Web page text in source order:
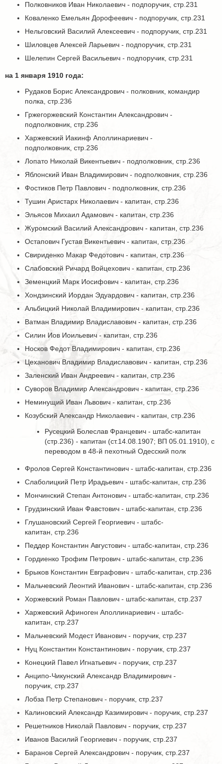
Полковников Иван Николаевич - подпоручик, стр.231
Коваленко Емельян Дорофеевич - подпоручик, стр.231
Нельговский Василий Алексеевич - подпоручик, стр.231
Шиловцев Алексей Ларьевич - подпоручик, стр.231
Шелепин Сергей Васильевич - подпоручик, стр.231
на 1 января 1910 года:
Рудаков Борис Александрович - полковник, командир
полка, стр.236
Гржегоржевский Константин Александрович -
подполковник, стр.236
Харжевский Иакинф Аполлинариевич -
подполковник, стр.236
Лопато Николай Викентьевич - подполковник, стр.236
Яблонский Иван Владимирович - подполковник, стр.236
Фостиков Петр Павлович - подполковник, стр.236
Тушин Аристарх Николаевич - капитан, стр.236
Эльясов Михаил Адамович - капитан, стр.236
Журомский Василий Александрович - капитан, стр.236
Остапович Густав Викентьевич - капитан, стр.236
Свириденко Макар Федотович - капитан, стр.236
Слабовский Ричард Войцехович - капитан, стр.236
Земенцкий Марк Иосифович - капитан, стр.236
Хондзинский Иордан Эдуардович - капитан, стр.236
Альбицкий Николай Владимирович - капитан, стр.236
Ватман Владимир Владиславович - капитан, стр.236
Силин Иов Иоильевич - капитан, стр.236
Носков Федот Владимирович - капитан, стр.236
Цеханович Владимир Владиславович - капитан, стр.236
Заленский Иван Андреевич - капитан, стр.236
Суворов Владимир Александрович - капитан, стр.236
Неминущий Иван Львович - капитан, стр.236
Козубский Александр Николаевич - капитан, стр.236
Русецкий Болеслав Францевич - штабс-капитан
(стр.236) - капитан (ст.14.08.1907; ВП 05.01.1910), с
переводом в 48-й пехотный Одесский полк
Фролов Сергей Константинович - штабс-капитан, стр.236
Слаболицкий Петр Ирадьевич - штабс-капитан, стр.236
Мончинский Степан Антонович - штабс-капитан, стр.236
Грудзинский Иван Фавстович - штабс-капитан, стр.236
Глушановский Сергей Георгиевич - штабс-
капитан, стр.236
Педдер Константин Августович - штабс-капитан, стр.236
Гордиенко Трофим Петрович - штабс-капитан, стр.236
Брыков Константин Евграфович - штабс-капитан, стр.236
Мальчевский Леонтий Иванович - штабс-капитан, стр.236
Хоржевский Роман Павлович - штабс-капитан, стр.237
Харжевский Афиноген Аполлинариевич - штабс-
капитан, стр.237
Мальчевский Модест Иванович - поручик, стр.237
Нуц Константин Константинович - поручик, стр.237
Конецкий Павел Игнатьевич - поручик, стр.237
Анципо-Чикунский Александр Владимирович -
поручик, стр.237
Лобза Петр Степанович - поручик, стр.237
Калиновский Александр Казимирович - поручик, стр.237
Решетников Николай Павлович - поручик, стр.237
Иванов Василий Георгиевич - поручик, стр.237
Баранов Сергей Александрович - поручик, стр.237